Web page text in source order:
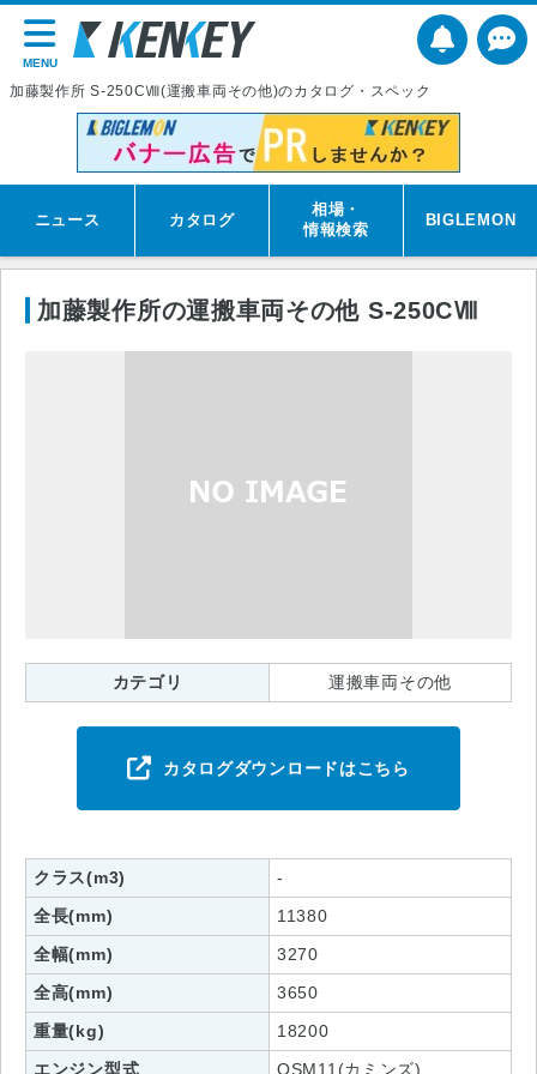
MENU
加藤製作所 S-250CⅧ(運搬車両その他)のカタログ・スペック
ニュース カタログ
相場・
情報検索
BIGLEMON
加藤製作所の運搬車両その他 S-250CⅧ
カテゴリ 運搬車両その他
カタログダウンロードはこちら
クラス(m3)
-
全長(mm)
11380
全幅(mm)
3270
全高(mm)
3650
重量(kg)
18200
エンジン型式
QSM11(カミンズ)